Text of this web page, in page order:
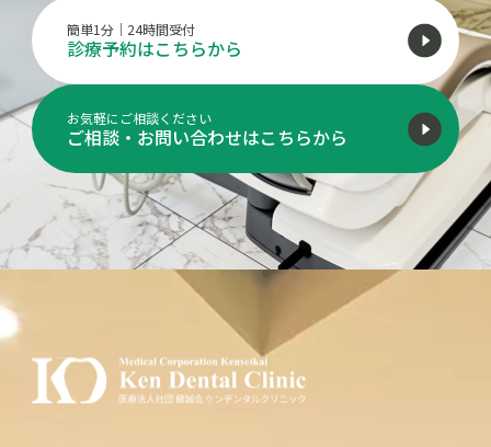
簡単1分｜24時間受付
診療予約はこちらから
お気軽にご相談ください
ご相談・お問い合わせはこちらから